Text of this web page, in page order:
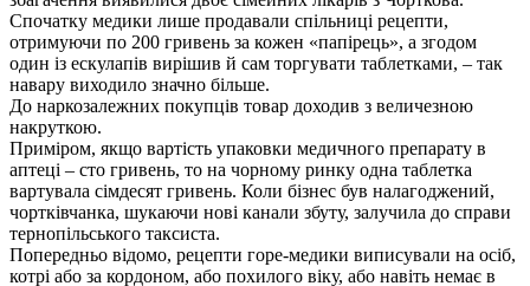
Спочатку медики лише продавали спільниці рецепти,
отримуючи по 200 гривень за кожен «папірець», а згодом
один із ескулапів вирішив й сам торгувати таблетками, – так
навару виходило значно більше.
До наркозалежних покупців товар доходив з величезною
накруткою.
Приміром, якщо вартість упаковки медичного препарату в
аптеці – сто гривень, то на чорному ринку одна таблетка
вартувала сімдесят гривень. Коли бізнес був налагоджений,
чортківчанка, шукаючи нові канали збуту, залучила до справи
тернопільського таксиста.
Попередньо відомо, рецепти горе-медики виписували на осіб,
котрі або за кордоном, або похилого віку, або навіть немає в